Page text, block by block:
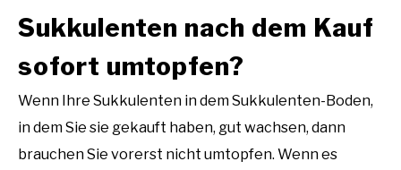
Sukkulenten nach dem Kauf
sofort umtopfen?
Wenn Ihre Sukkulenten in dem Sukkulenten-Boden,
in dem Sie sie gekauft haben, gut wachsen, dann
brauchen Sie vorerst nicht umtopfen. Wenn es